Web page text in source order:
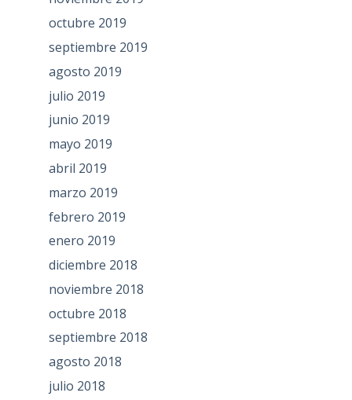
octubre 2019
septiembre 2019
agosto 2019
julio 2019
junio 2019
mayo 2019
abril 2019
marzo 2019
febrero 2019
enero 2019
diciembre 2018
noviembre 2018
octubre 2018
septiembre 2018
agosto 2018
julio 2018